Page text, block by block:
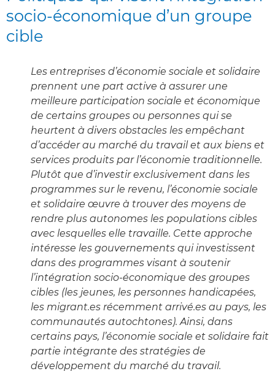
socio-économique d’un groupe
cible
Les entreprises d’économie sociale et solidaire
prennent une part active à assurer une
meilleure participation sociale et économique
de certains groupes ou personnes qui se
heurtent à divers obstacles les empêchant
d’accéder au marché du travail et aux biens et
services produits par l’économie traditionnelle.
Plutôt que d’investir exclusivement dans les
programmes sur le revenu, l’économie sociale
et solidaire œuvre à trouver des moyens de
rendre plus autonomes les populations cibles
avec lesquelles elle travaille. Cette approche
intéresse les gouvernements qui investissent
dans des programmes visant à soutenir
l’intégration socio-économique des groupes
cibles (les jeunes, les personnes handicapées,
les migrant.es récemment arrivé.es au pays, les
communautés autochtones). Ainsi, dans
certains pays, l’économie sociale et solidaire fait
partie intégrante des stratégies de
développement du marché du travail.